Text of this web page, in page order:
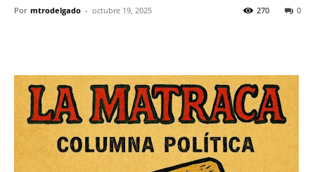
Por mtrodelgado - octubre 19, 2025 0
270